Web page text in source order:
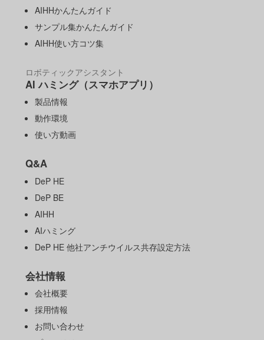
AIHHかんたんガイド
サンプル集かんたんガイド
AIHH使い方コツ集
ロボティックアシスタント
AI ハミング（スマホアプリ）
製品情報
動作環境
使い方動画
Q&A
DeP HE
DeP BE
AIHH
AIハミング
DeP HE 他社アンチウイルス共存設定方法
会社情報
会社概要
採用情報
お問い合わせ